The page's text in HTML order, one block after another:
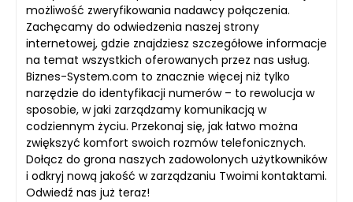
możliwość zweryfikowania nadawcy połączenia.
Zachęcamy do odwiedzenia naszej strony
internetowej, gdzie znajdziesz szczegółowe informacje
na temat wszystkich oferowanych przez nas usług.
Biznes-System.com to znacznie więcej niż tylko
narzędzie do identyfikacji numerów – to rewolucja w
sposobie, w jaki zarządzamy komunikacją w
codziennym życiu. Przekonaj się, jak łatwo można
zwiększyć komfort swoich rozmów telefonicznych.
Dołącz do grona naszych zadowolonych użytkowników
i odkryj nową jakość w zarządzaniu Twoimi kontaktami.
Odwiedź nas już teraz!